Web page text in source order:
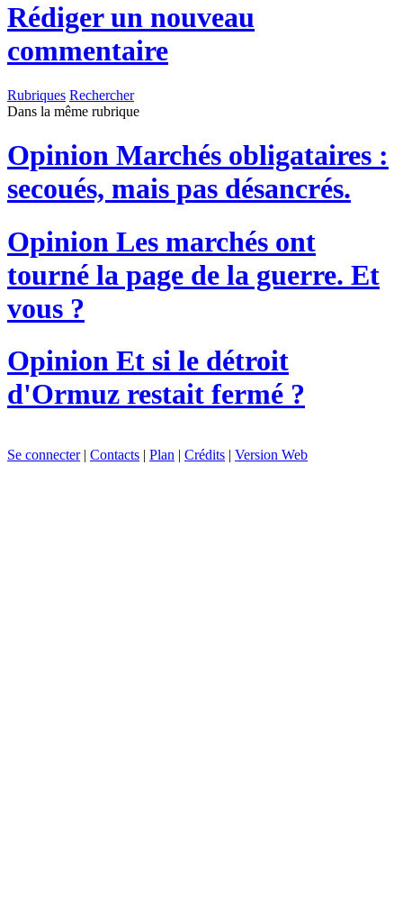
Rédiger un nouveau
commentaire
Rubriques Rechercher
Dans la même rubrique
Opinion Marchés obligataires :
secoués, mais pas désancrés.
Opinion Les marchés ont
tourné la page de la guerre. Et
vous ?
Opinion Et si le détroit
d'Ormuz restait fermé ?
Se connecter| Contacts | Plan | Crédits | Version Web